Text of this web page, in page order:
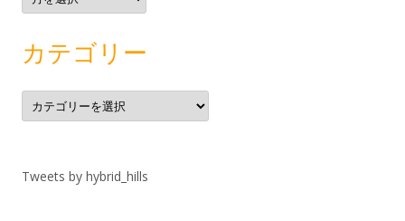
カ
カテゴリー
カ
テ
ゴ
Tweets by hybrid_hills